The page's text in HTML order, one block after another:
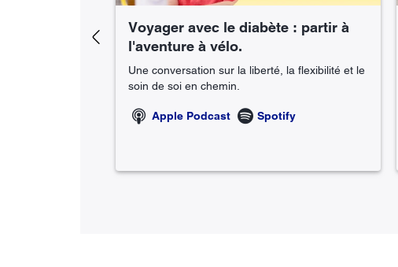
Previous
Voyager avec le diabète : partir à
l'aventure à vélo.
Une conversation sur la liberté, la flexibilité et le
soin de soi en chemin.
Apple Podcast Spotify